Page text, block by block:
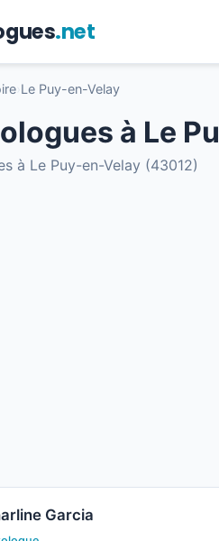
.net
Le Puy-en-Velay
à Le
à Le Puy-en-Velay (43012)
Garcia